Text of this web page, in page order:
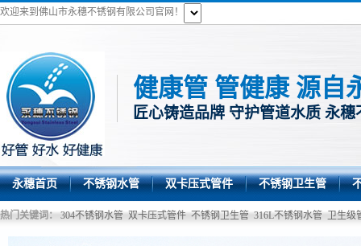
欢迎来到佛山市永穗不锈钢有限公司官网！
健康管 管健康 源自
匠心铸造品牌 守护管道水质 永穗
永穗首页 不锈钢水管 双卡压式管件 不锈钢卫生管
热门关键词： 304不锈钢水管 双卡压式管件 不锈钢卫生管 316L不锈钢水管 卫生级